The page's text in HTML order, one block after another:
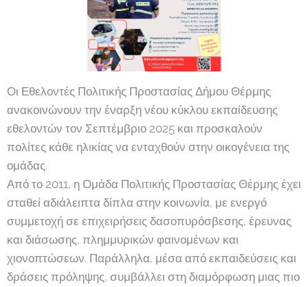
Οι Εθελοντές Πολιτικής Προστασίας Δήμου Θέρμης
ανακοινώνουν την έναρξη νέου κύκλου εκπαίδευσης
εθελοντών τον Σεπτέμβριο 2025 και προσκαλούν
πολίτες κάθε ηλικίας να ενταχθούν στην οικογένεια της
ομάδας.
Από το 2011, η Ομάδα Πολιτικής Προστασίας Θέρμης έχει
σταθεί αδιάλειπτα δίπλα στην κοινωνία, με ενεργό
συμμετοχή σε επιχειρήσεις δασοπυρόσβεσης, έρευνας
και διάσωσης, πλημμυρικών φαινομένων και
χιονοπτώσεων. Παράλληλα, μέσα από εκπαιδεύσεις και
δράσεις πρόληψης, συμβάλλει στη διαμόρφωση μιας πιο